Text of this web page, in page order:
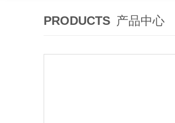
PRODUCTS 产品中心